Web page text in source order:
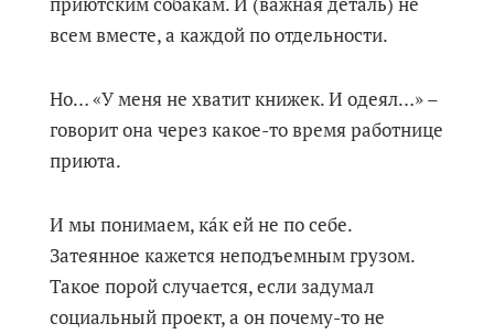
всем вместе, а каждой по отдельности.
Но… «У меня не хватит книжек. И одеял…» –
говорит она через какое-то время работнице
приюта.
И мы понимаем, кáк ей не по себе.
Затеянное кажется неподъемным грузом.
Такое порой случается, если задумал
социальный проект, а он почему-то не